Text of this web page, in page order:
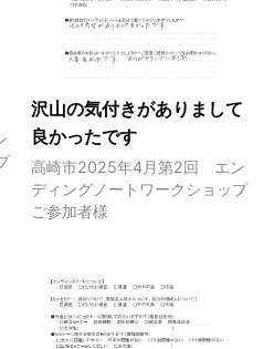
沢山の気付きがありまして
良かったです
高崎市2025年4月第2回 エン
ディングノートワークショップ
ご参加者様